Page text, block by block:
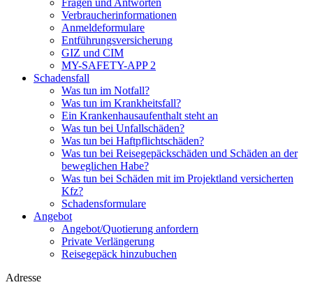
Verbraucherinformationen
Anmeldeformulare
Entführungsversicherung
GIZ und CIM
MY-SAFETY-APP 2
Schadensfall
Was tun im Notfall?
Was tun im Krankheitsfall?
Ein Krankenhausaufenthalt steht an
Was tun bei Unfallschäden?
Was tun bei Haftpflichtschäden?
Was tun bei Reisegepäckschäden und Schäden an der
beweglichen Habe?
Was tun bei Schäden mit im Projektland versicherten
Kfz?
Schadensformulare
Angebot
Angebot/Quotierung anfordern
Private Verlängerung
Reisegepäck hinzubuchen
Adresse